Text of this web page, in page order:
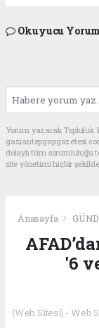
Okuyucu
Yorum yazarak Topluluk
dolaylı tüm sorumluluğu
site yönetimi hiçbir
Anasayfa
'6
(Web Sitesi) - Web